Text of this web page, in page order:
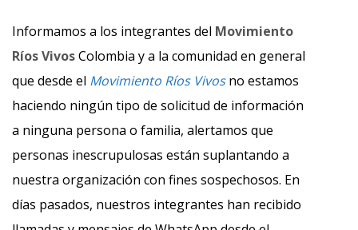
Informamos a los integrantes del Movimiento
Ríos VivosColombia y a la comunidad en general
que desde el Movimiento Ríos Vivosno estamos
haciendo ningún tipo de solicitud de información
a ninguna persona o familia, alertamos que
personas inescrupulosas están suplantando a
nuestra organización con fines sospechosos. En
días pasados, nuestros integrantes han recibido